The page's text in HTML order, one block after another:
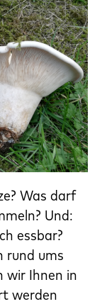
Was darf
Und:
essbar?
rund ums
wir Ihnen in
werden